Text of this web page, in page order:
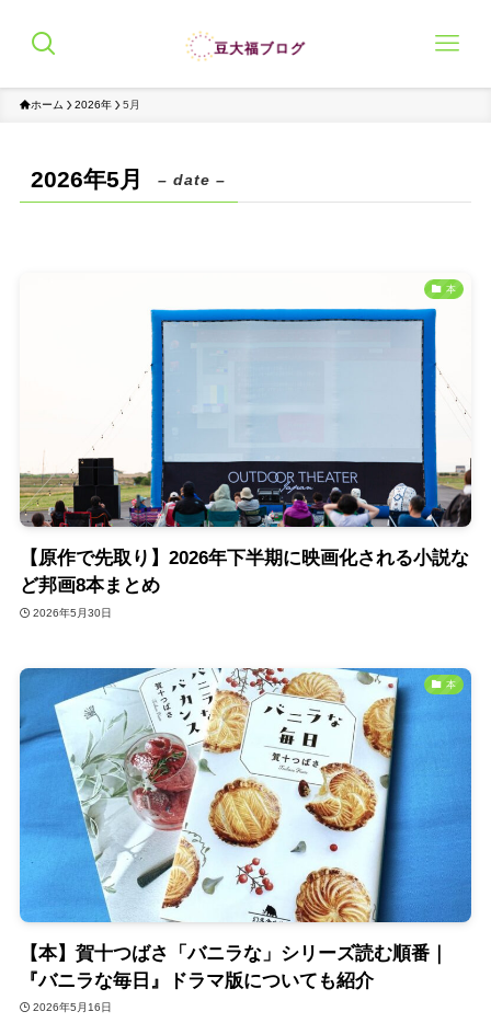
ホーム 2026年 5月
2026年5月 – date –
本
【原作で先取り】2026年下半期に映画化される小説な
ど邦画8本まとめ
2026年5月30日
本
【本】賀十つばさ「バニラな」シリーズ読む順番｜
『バニラな毎日』ドラマ版についても紹介
2026年5月16日